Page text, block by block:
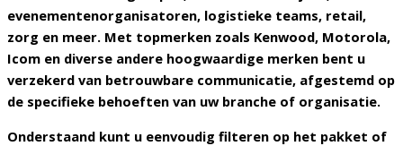
evenementenorganisatoren, logistieke teams, retail,
zorg en meer. Met topmerken zoals Kenwood, Motorola,
Icom en diverse andere hoogwaardige merken bent u
verzekerd van betrouwbare communicatie, afgestemd op
de specifieke behoeften van uw branche of organisatie.
Onderstaand kunt u eenvoudig filteren op het pakket of